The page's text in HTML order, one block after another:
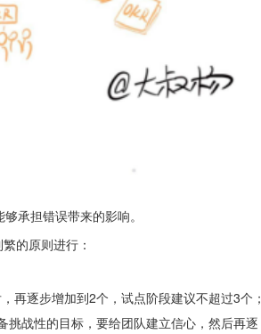
承担错误带来的影响。
的原则进行：
再逐步增加到2个，试点阶段建议不超过3个；
战性的目标，要给团队建立信心，然后再逐